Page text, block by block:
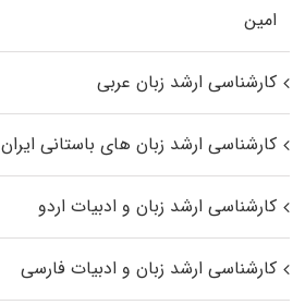
اﻣﻴﻦ
کارشناسی ارشد زبان عربی
کارشناسی ارشد زبان‌ های باستانی ایران
کارشناسی ارشد زبان و ادبیات اردو
کارشناسی ارشد زبان و ادبیات فارسی